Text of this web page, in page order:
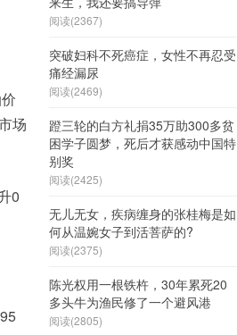
场
0
阅读(2367)
突破妇科不死癌症，女性不再忍受
痛经漏尿
阅读(2469)
蹬三轮的白方礼捐35万助300多贫
困学子圆梦，死后才获感动中国特
别奖
阅读(2425)
无儿无女，疾病缠身的张桂梅是如
何从温婉女子到活菩萨的?
阅读(2375)
陈光权用一根铁杵，30年累死20
多头牛为渔民修了一个避风港
阅读(2805)